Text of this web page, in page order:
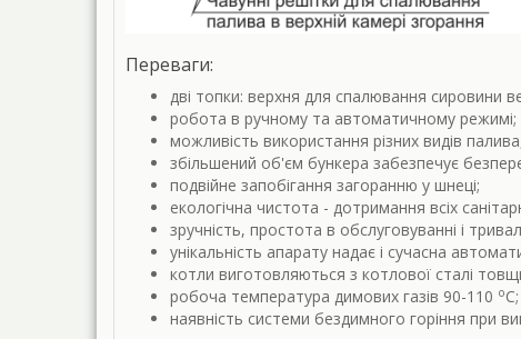
Переваги:
дві топки: верхня для спалювання сировини
робота в ручному та автоматичному режимі;
можливість використання різних видів
збільшений об'єм бункера забезпечує
подвійне запобігання загоранню у шнеці;
екологічна чистота - дотримання всіх
зручність, простота в обслуговуванні і
унікальність апарату надає і сучасна
котли виготовляються з котлової сталі
робоча температура димових газів 90-110 о
наявність системи бездимного горіння при